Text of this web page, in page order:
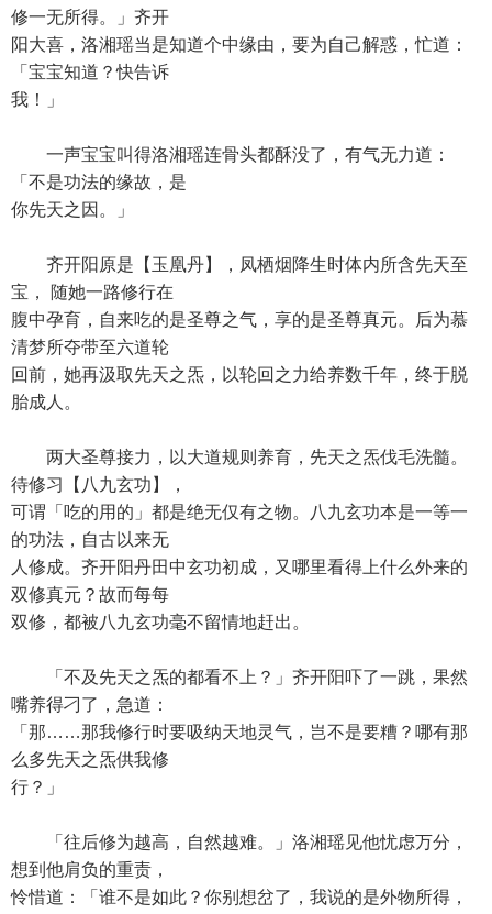
修一无所得。」齐开
阳大喜，洛湘瑶当是知道个中缘由，要为自己解惑，忙道：
「宝宝知道？快告诉
我！」
一声宝宝叫得洛湘瑶连骨头都酥没了，有气无力道：
「不是功法的缘故，是
你先天之因。」
齐开阳原是【玉凰丹】，凤栖烟降生时体内所含先天至
宝， 随她一路修行在
腹中孕育，自来吃的是圣尊之气，享的是圣尊真元。后为慕
清梦所夺带至六道轮
回前，她再汲取先天之炁，以轮回之力给养数千年，终于脱
胎成人。
两大圣尊接力，以大道规则养育，先天之炁伐毛洗髓。
待修习【八九玄功】，
可谓「吃的用的」都是绝无仅有之物。八九玄功本是一等一
的功法，自古以来无
人修成。齐开阳丹田中玄功初成，又哪里看得上什么外来的
双修真元？故而每每
双修，都被八九玄功毫不留情地赶出。
「不及先天之炁的都看不上？」齐开阳吓了一跳，果然
嘴养得刁了，急道：
「那……那我修行时要吸纳天地灵气，岂不是要糟？哪有那
么多先天之炁供我修
行？」
「往后修为越高，自然越难。」洛湘瑶见他忧虑万分，
想到他肩负的重责，
怜惜道：「谁不是如此？你别想岔了，我说的是外物所得，